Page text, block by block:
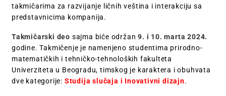
takmičarima za razvijanje ličnih veština i interakciju sa
predstavnicima kompanija.
Takmičarski deo sajma biće održan9. i 10. marta 2024.
godine. Takmičenje je namenjeno studentima prirodno-
matematičkih i tehničko-tehnoloških fakulteta
Univerziteta u Beogradu, timskog je karaktera i obuhvata
dve kategorije: Studija slučaja i Inovativni dizajn.